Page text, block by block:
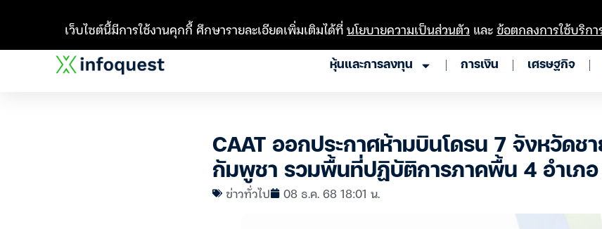
หุ้นและการลงทุน การเงิน เศรษฐกิจ
CAAT ออกประกาศห้ามบินโดรน 7 จังหวัดช
กัมพูชา รวมพื้นที่ปฏิบัติการภาคพื้น 4 อำเภอ
ข่าวทั่วไป 08 ธ.ค. 68 18:01 น.
เว็บไซต์นี้มีการใช้งานคุกกี้ ศึกษารายละเอียดเพิ่มเติมได้ที่นโยบายความเป็นส่วนตัว และข้อตกลงการใช้บริกา